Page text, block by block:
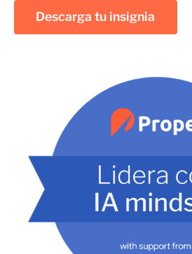
Descarga tu insignia